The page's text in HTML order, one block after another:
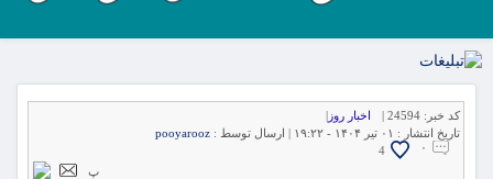
کد خبر: 24594 | اخبار روز
تاریخ انتشار : ۰۱ تیر ۱۴۰۴ - ۱۹:۲۲ | ارسال توسط : pooyarooz
۰
4
پ